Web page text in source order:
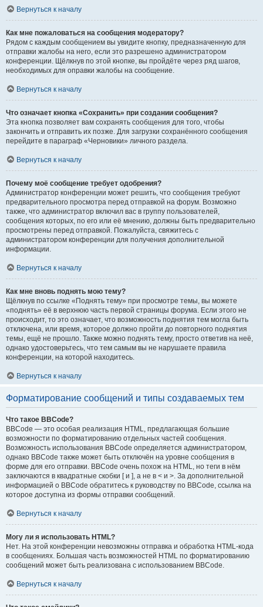
Вернуться к началу
Как мне пожаловаться на сообщения модератору?
Рядом с каждым сообщением вы увидите кнопку, предназначенную для
отправки жалобы на него, если это разрешено администратором
конференции. Щёлкнув по этой кнопке, вы пройдёте через ряд шагов,
необходимых для оправки жалобы на сообщение.
Вернуться к началу
Что означает кнопка «Сохранить» при создании сообщения?
Эта кнопка позволяет вам сохранять сообщения для того, чтобы
закончить и отправить их позже. Для загрузки сохранённого сообщения
перейдите в параграф «Черновики» личного раздела.
Вернуться к началу
Почему моё сообщение требует одобрения?
Администратор конференции может решить, что сообщения требуют
предварительного просмотра перед отправкой на форум. Возможно
также, что администратор включил вас в группу пользователей,
сообщения которых, по его или её мнению, должны быть предварительно
просмотрены перед отправкой. Пожалуйста, свяжитесь с
администратором конференции для получения дополнительной
информации.
Вернуться к началу
Как мне вновь поднять мою тему?
Щёлкнув по ссылке «Поднять тему» при просмотре темы, вы можете
«поднять» её в верхнюю часть первой страницы форума. Если этого не
происходит, то это означает, что возможность поднятия тем могла быть
отключена, или время, которое должно пройти до повторного поднятия
темы, ещё не прошло. Также можно поднять тему, просто ответив на неё,
однако удостоверьтесь, что тем самым вы не нарушаете правила
конференции, на которой находитесь.
Вернуться к началу
Форматирование сообщений и типы создаваемых тем
Что такое BBCode?
BBCode — это особая реализация HTML, предлагающая большие
возможности по форматированию отдельных частей сообщения.
Возможность использования BBCode определяется администратором,
однако BBCode также может быть отключён на уровне сообщения в
форме для его отправки. BBCode очень похож на HTML, но теги в нём
заключаются в квадратные скобки [ и ], а не в < и >. За дополнительной
информацией о BBCode обратитесь к руководству по BBCode, ссылка на
которое доступна из формы отправки сообщений.
Вернуться к началу
Могу ли я использовать HTML?
Нет. На этой конференции невозможны отправка и обработка HTML-кода
в сообщениях. Большая часть возможностей HTML по форматированию
сообщений может быть реализована с использованием BBCode.
Вернуться к началу